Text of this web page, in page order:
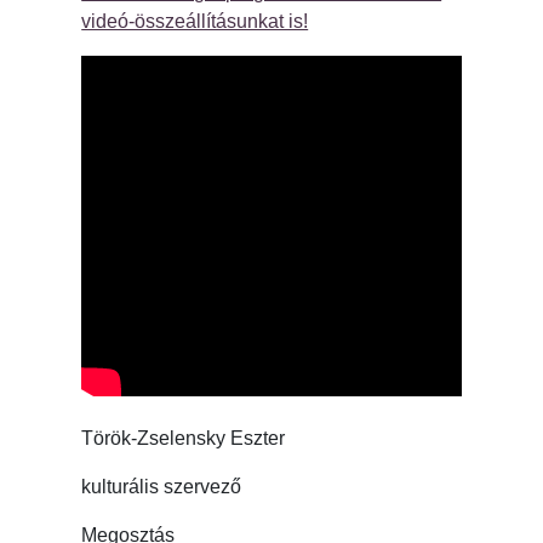
videó-összeállításunkat is!
Török-Zselensky Eszter
kulturális szervező
Megosztás